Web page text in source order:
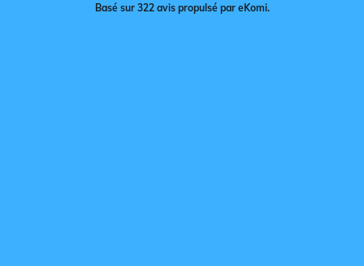
Basé sur 322 avis propulsé par eKomi.